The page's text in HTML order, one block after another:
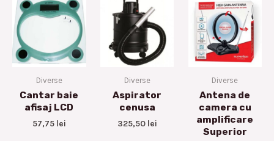
Diverse
Cantar baie
afisaj LCD
57,75 lei
Diverse
Aspirator
cenusa
325,50 lei
Diverse
Antena de
camera cu
amplificare
Superior